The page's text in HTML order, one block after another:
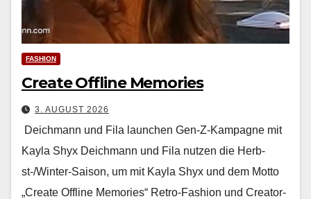
FASHION
Create Offline Memories
3. AUGUST 2026
Deichmann und Fila launchen Gen-Z-Kampagne mit
Kayla Shyx Deich­mann und Fila nutzen die Herb­
st-/Win­ter-Sai­son, um mit Kay­la Shyx und dem Mot­to
„Cre­ate Offline Mem­o­ries“ Retro-Fash­ion und Cre­ator-